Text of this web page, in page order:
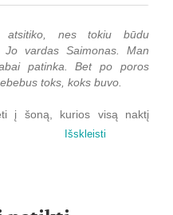
atsitiko, nes tokiu būdu
vardas Saimonas. Man
patinka. Bet po poros
toks, koks buvo.
į šoną, kurios visą naktį
parinktų žodžių ilgam
Išskleisti